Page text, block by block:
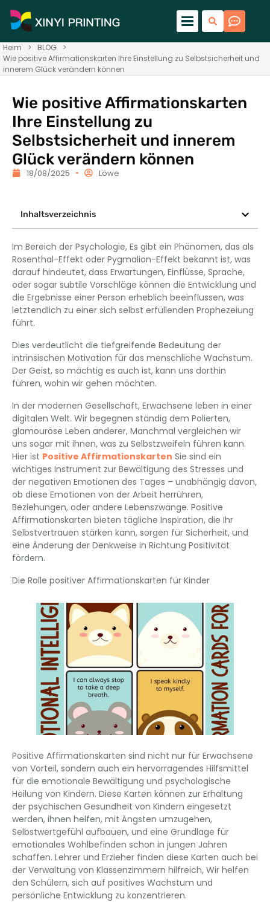
Heim > BLOG
>
Wie positive Affirmationskarten Ihre Einstellung zu Selbstsicherheit und
innerem Glück verändern können
Wie positive Affirmationskarten
Ihre Einstellung zu
Selbstsicherheit und innerem
Glück verändern können
18/08/2025 Löwe
Inhaltsverzeichnis
Im Bereich der Psychologie, Es gibt ein Phänomen, das als
Rosenthal-Effekt oder Pygmalion-Effekt bekannt ist, was
darauf hindeutet, dass Erwartungen, Einflüsse, Sprache,
oder sogar subtile Vorschläge können die Entwicklung und
die Ergebnisse einer Person erheblich beeinflussen, was
letztendlich zu einer sich selbst erfüllenden Prophezeiung
führt.
Dies verdeutlicht die tiefgreifende Bedeutung der
intrinsischen Motivation für das menschliche Wachstum.
Der Geist, so mächtig es auch ist, kann uns dorthin
führen, wohin wir gehen möchten.
In der modernen Gesellschaft, Erwachsene leben in einer
digitalen Welt. Wir begegnen ständig dem Polierten,
glamouröse Leben anderer, Manchmal vergleichen wir
uns sogar mit ihnen, was zu Selbstzweifeln führen kann.
Hier ist Positive Affirmationskarten Sie sind ein
wichtiges Instrument zur Bewältigung des Stresses und
der negativen Emotionen des Tages – unabhängig davon,
ob diese Emotionen von der Arbeit herrühren,
Beziehungen, oder andere Lebenszwänge. Positive
Affirmationskarten bieten tägliche Inspiration, die Ihr
Selbstvertrauen stärken kann, sorgen für Sicherheit, und
eine Änderung der Denkweise in Richtung Positivität
fördern.
Die Rolle positiver Affirmationskarten für Kinder
Positive Affirmationskarten sind nicht nur für Erwachsene
von Vorteil, sondern auch ein hervorragendes Hilfsmittel
für die emotionale Bewältigung und psychologische
Heilung von Kindern. Diese Karten können zur Erhaltung
der psychischen Gesundheit von Kindern eingesetzt
werden, ihnen helfen, mit Ängsten umzugehen,
Selbstwertgefühl aufbauen, und eine Grundlage für
emotionales Wohlbefinden schon in jungen Jahren
schaffen. Lehrer und Erzieher finden diese Karten auch bei
der Verwaltung von Klassenzimmern hilfreich, Wir helfen
den Schülern, sich auf positives Wachstum und
persönliche Entwicklung zu konzentrieren.